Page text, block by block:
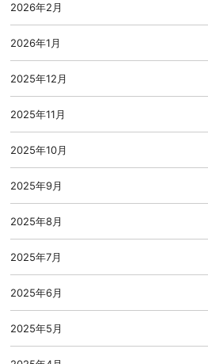
2026年2月
2026年1月
2025年12月
2025年11月
2025年10月
2025年9月
2025年8月
2025年7月
2025年6月
2025年5月